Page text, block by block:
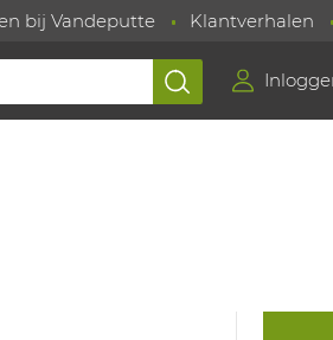
bij Vandeputte Klantverhalen